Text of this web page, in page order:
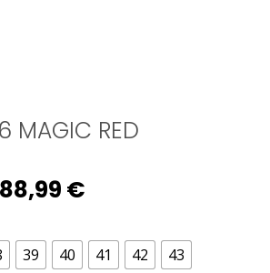
MAGIC RED
Original
88,99 €Current
39 40 41 42
43